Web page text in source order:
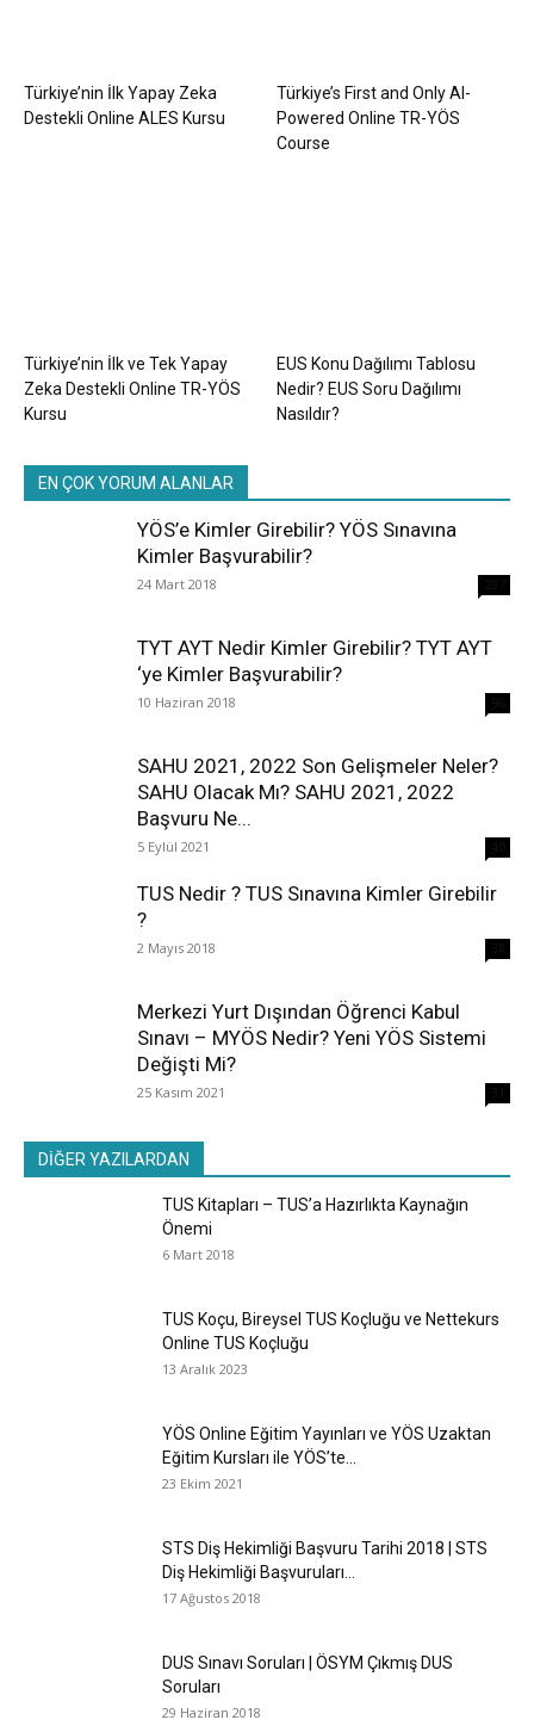
Türkiye’nin İlk Yapay Zeka
Destekli Online ALES Kursu
Türkiye’s First and Only AI-
Powered Online TR-YÖS
Course
Türkiye’nin İlk ve Tek Yapay
Zeka Destekli Online TR-YÖS
Kursu
EUS Konu Dağılımı Tablosu
Nedir? EUS Soru Dağılımı
Nasıldır?
EN ÇOK YORUM ALANLAR
YÖS’e Kimler Girebilir? YÖS Sınavına
Kimler Başvurabilir?
24 Mart 2018
TYT AYT Nedir Kimler Girebilir? TYT AYT
‘ye Kimler Başvurabilir?
10 Haziran 2018
SAHU 2021, 2022 Son Gelişmeler Neler?
SAHU Olacak Mı? SAHU 2021, 2022
Başvuru Ne...
5 Eylül 2021
TUS Nedir ? TUS Sınavına Kimler Girebilir
?
2 Mayıs 2018
Merkezi Yurt Dışından Öğrenci Kabul
Sınavı – MYÖS Nedir? Yeni YÖS Sistemi
Değişti Mi?
25 Kasım 2021
DİĞER YAZILARDAN
TUS Kitapları – TUS’a Hazırlıkta Kaynağın
Önemi
6 Mart 2018
TUS Koçu, Bireysel TUS Koçluğu ve Nettekurs
Online TUS Koçluğu
13 Aralık 2023
YÖS Online Eğitim Yayınları ve YÖS Uzaktan
Eğitim Kursları ile YÖS’te...
23 Ekim 2021
STS Diş Hekimliği Başvuru Tarihi 2018 | STS
Diş Hekimliği Başvuruları...
17 Ağustos 2018
DUS Sınavı Soruları | ÖSYM Çıkmış DUS
Soruları
29 Haziran 2018